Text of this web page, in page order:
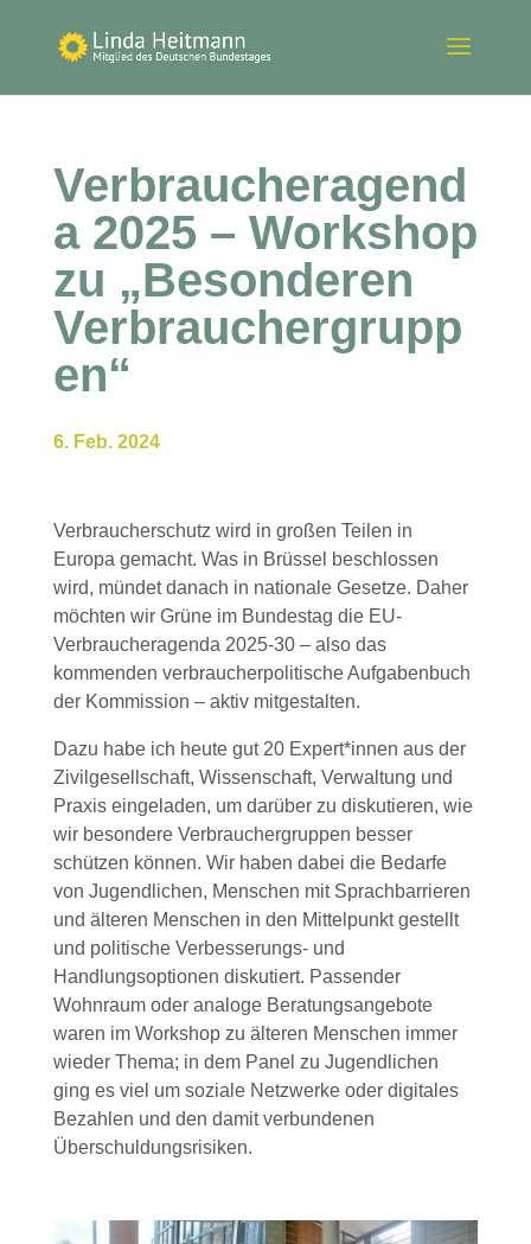
Verbraucheragend
a 2025 – Workshop
zu „Besonderen
Verbrauchergrupp
en“
6. Feb. 2024
Verbraucherschutz wird in großen Teilen in
Europa gemacht. Was in Brüssel beschlossen
wird, mündet danach in nationale Gesetze. Daher
möchten wir Grüne im Bundestag die EU-
Verbraucheragenda 2025-30 – also das
kommenden verbraucherpolitische Aufgabenbuch
der Kommission – aktiv mitgestalten.
Dazu habe ich heute gut 20 Expert*innen aus der
Zivilgesellschaft, Wissenschaft, Verwaltung und
Praxis eingeladen, um darüber zu diskutieren, wie
wir besondere Verbrauchergruppen besser
schützen können. Wir haben dabei die Bedarfe
von Jugendlichen, Menschen mit Sprachbarrieren
und älteren Menschen in den Mittelpunkt gestellt
und politische Verbesserungs- und
Handlungsoptionen diskutiert. Passender
Wohnraum oder analoge Beratungsangebote
waren im Workshop zu älteren Menschen immer
wieder Thema; in dem Panel zu Jugendlichen
ging es viel um soziale Netzwerke oder digitales
Bezahlen und den damit verbundenen
Überschuldungsrisiken.